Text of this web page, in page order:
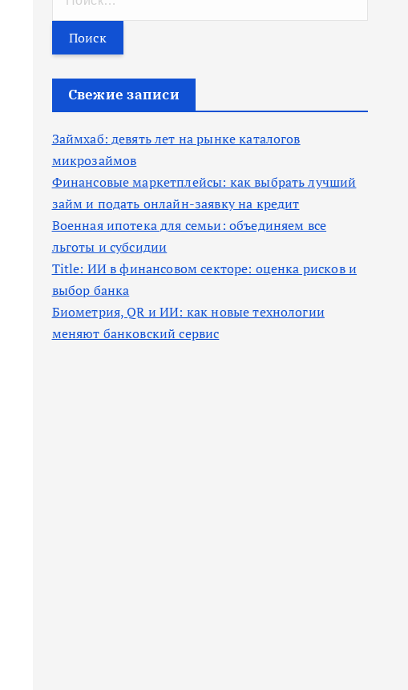
т
и
Свежие записи
Займхаб: девять лет на рынке каталогов
микрозаймов
Финансовые маркетплейсы: как выбрать лучший
займ и подать онлайн-заявку на кредит
Военная ипотека для семьи: объединяем все
льготы и субсидии
Title: ИИ в финансовом секторе: оценка рисков и
выбор банка
Биометрия, QR и ИИ: как новые технологии
меняют банковский сервис